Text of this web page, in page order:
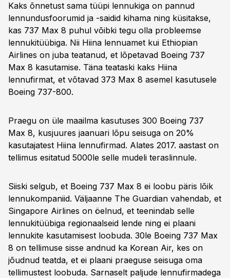
Kaks õnnetust sama tüüpi lennukiga on pannud
lennundusfoorumid ja -saidid kihama ning küsitakse,
kas 737 Max 8 puhul võibki tegu olla probleemse
lennukitüübiga. Nii Hiina lennuamet kui Ethiopian
Airlines on juba teatanud, et lõpetavad Boeing 737
Max 8 kasutamise. Täna teataski kaks Hiina
lennufirmat, et võtavad 373 Max 8 asemel kasutusele
Boeing 737-800.
Praegu on üle maailma kasutuses 300 Boeing 737
Max 8, kusjuures jaanuari lõpu seisuga on 20%
kasutajatest Hiina lennufirmad. Alates 2017. aastast on
tellimus esitatud 5000le selle mudeli teraslinnule.
Siiski selgub, et Boeing 737 Max 8 ei loobu päris lõik
lennukompaniid. Väljaanne The Guardian vahendab, et
Singapore Airlines on öelnud, et teenindab selle
lennukitüübiga regionaalseid lende ning ei plaani
lennukite kasutamisest loobuda. 30le Boeing 737 Max
8 on tellimuse sisse andnud ka Korean Air, kes on
jõudnud teatda, et ei plaani praeguse seisuga oma
tellimustest loobuda. Sarnaselt paljude lennufirmadega